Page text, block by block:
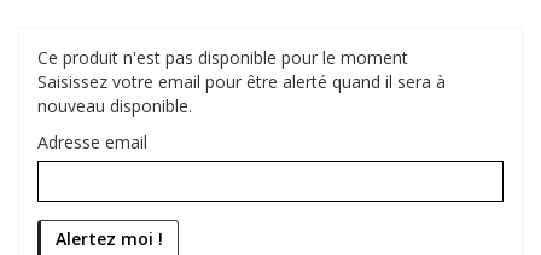
Ce produit n'est pas disponible pour le moment
Saisissez votre email pour être alerté quand il sera à
nouveau disponible.
Adresse email